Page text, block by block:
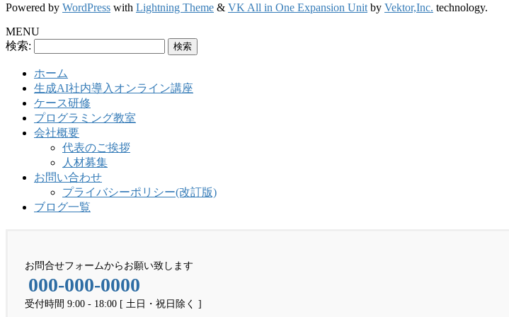
Powered by WordPress with Lightning Theme & VK All in One Expansion Unitby Vektor,Inc. technology.
MENU
検索:
ホーム
生成AI社内導入オンライン講座
ケース研修
プログラミング教室
会社概要
代表のご挨拶
人材募集
お問い合わせ
プライバシーポリシー(改訂版)
ブログ一覧
お問合せフォームからお願い致します
000-000-0000
受付時間 9:00 - 18:00 [ 土日・祝日除く ]